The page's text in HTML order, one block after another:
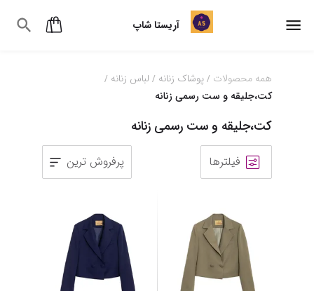
آریستا شاپ
همه محصولات / پوشاک زنانه / لباس زنانه /
کت،جلیقه و ست رسمی زنانه
کت،جلیقه و ست رسمی زنانه
فیلترها پرفروش ترین